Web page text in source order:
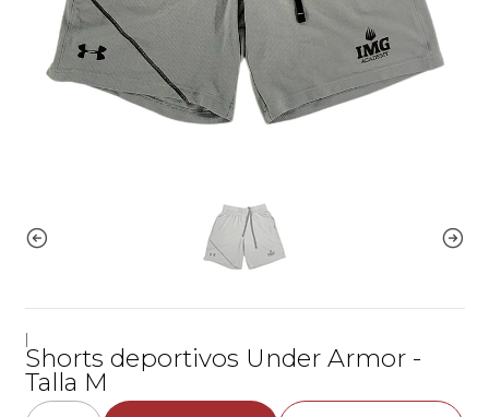
Shorts deportivos Under Armor -
Talla M